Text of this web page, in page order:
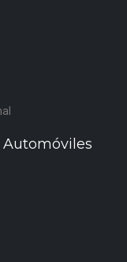
Automóviles